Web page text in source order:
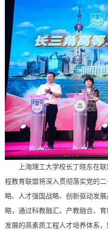
上海理工大学校长丁晓东在
程教育联盟将深入贯彻落实党的
略、人才强国战略、创新驱动发
略，通过科教融汇、产教融合、
发展的高素质工程人才培养体系